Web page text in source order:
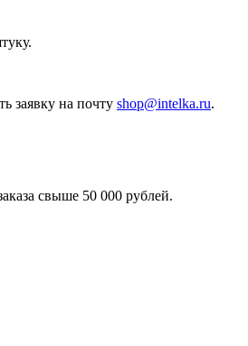
заявку на почту shop@intelka.ru.
свыше 50 000 рублей.